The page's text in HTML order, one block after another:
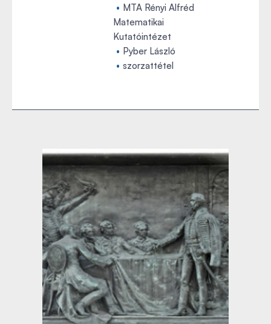
MTA Rényi Alfréd
Matematikai
Kutatóintézet
Pyber László
szorzattétel